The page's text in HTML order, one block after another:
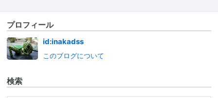
プロフィール
id:inakadss
このブログについて
検索